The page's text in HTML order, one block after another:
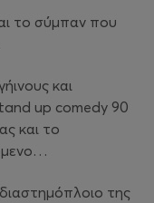
το σύμπαν που
και
up comedy 90
και το
της